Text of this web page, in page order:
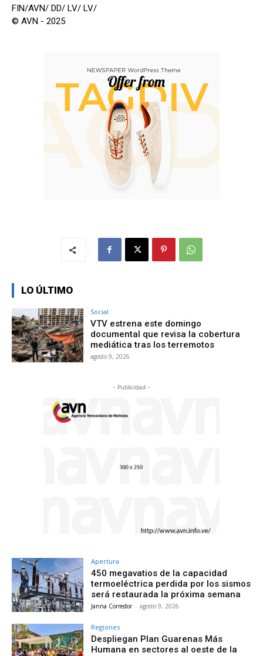
FIN/AVN/ DD/ LV/ LV/
© AVN - 2025
LO ÚLTIMO
Social
VTV estrena este domingo
documental que revisa la cobertura
mediática tras los terremotos
agosto 9, 2026
- Publicidad -
Apertura
450 megavatios de la capacidad
termoeléctrica perdida por los sismos
será restaurada la próxima semana
Janna Corredor - agosto 9, 2026
Regiones
Despliegan Plan Guarenas Más
Humana en sectores al oeste de la